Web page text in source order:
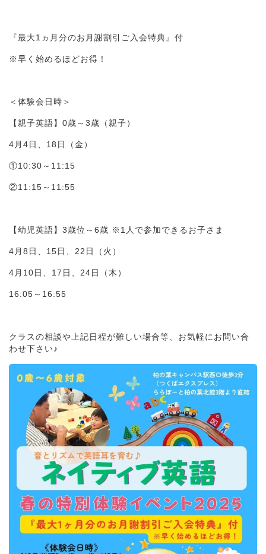
『最大1ヵ月分のお月謝割引ご入会特典』付
※早く始めるほどお得！
＜体験会日時＞
【親子英語】0歳～3歳（親子）
4月4日、18日（金）
①10:30～11:15
②11:15～11:55
【幼児英語】3歳位～6歳 ※1人で参加できるお子さま
4月8日、15日、22日（火）
4月10日、17日、24日（木）
16:05～16:55
クラスの相談や上記日程が難しい場合等、お気軽にお問い合
わせ下さい♪